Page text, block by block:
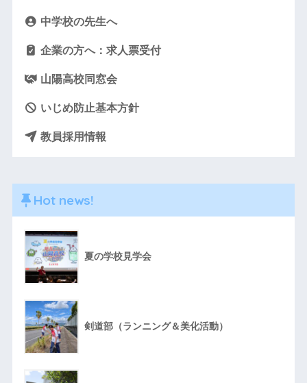
中学校の先生へ
企業の方へ：求人票受付
山陽高校同窓会
いじめ防止基本方針
教員採用情報
Hot news!
夏の学校見学会
剣道部（ランニング＆美化活動）